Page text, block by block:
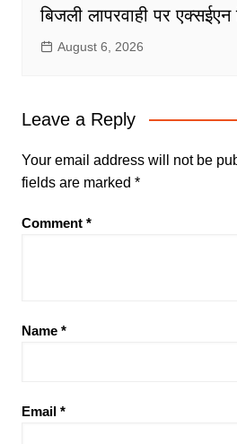
बिजली लापरवाही पर एक्सईएन
August 6, 2026
Leave a Reply
Your email address will not be
fields are marked *
Comment *
Name *
Email *